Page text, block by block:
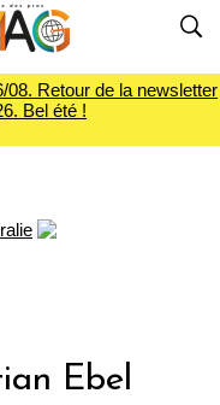
Retour de la newsletter
Bel été !
Ebel